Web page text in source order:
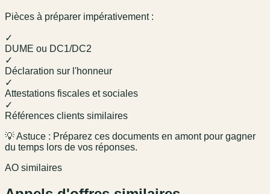
Pièces à préparer impérativement :
✓
DUME ou DC1/DC2
✓
Déclaration sur l'honneur
✓
Attestations fiscales et sociales
✓
Références clients similaires
💡 Astuce : Préparez ces documents en amont pour gagner
du temps lors de vos réponses.
AO similaires